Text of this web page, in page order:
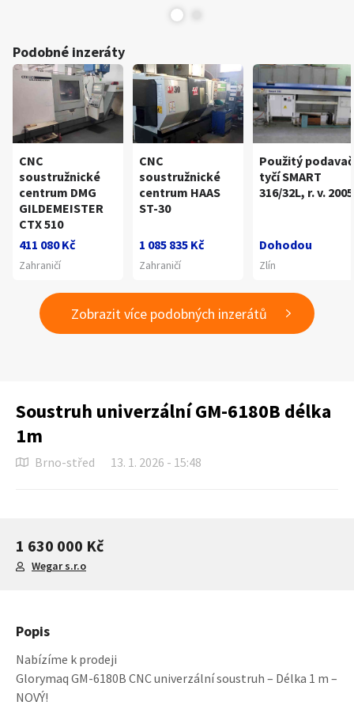
Podobné inzeráty
CNC
soustružnické
centrum DMG
GILDEMEISTER
CTX 510
411 080 Kč
Zahraničí
CNC
soustružnické
centrum HAAS
ST-30
1 085 835 Kč
Zahraničí
Použitý podavač
tyčí SMART
316/32L, r. v. 2005
Dohodou
Zlín
Zobrazit více podobných inzerátů
Soustruh univerzální GM-6180B délka
1m
Brno-střed 13. 1. 2026 - 15:48
1 630 000 Kč
Wegar s.r.o
Popis
Nabízíme k prodeji
Glorymaq GM-6180B CNC univerzální soustruh – Délka 1 m –
NOVÝ!